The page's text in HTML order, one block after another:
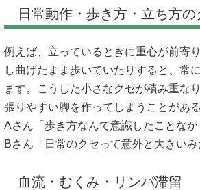
日常動作・歩き方・立ち方の
例えば、立っているときに重心が前寄
し曲げたまま歩いていたりすると、常
ます。こうした小さなクセが積み重な
張りやすい脚を作ってしまうことがある
Aさん「歩き方なんて意識したことな
Bさん「日常のクセって意外と大きいみ
血流・むくみ・リンパ滞留